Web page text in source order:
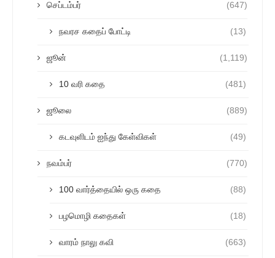
செப்டம்பர் (647)
நவரச கதைப் போட்டி (13)
ஜூன் (1,119)
10 வரி கதை (481)
ஜூலை (889)
கடவுளிடம் ஐந்து கேள்விகள் (49)
நவம்பர் (770)
100 வார்த்தையில் ஒரு கதை (88)
பழமொழி கதைகள் (18)
வாரம் நாலு கவி (663)